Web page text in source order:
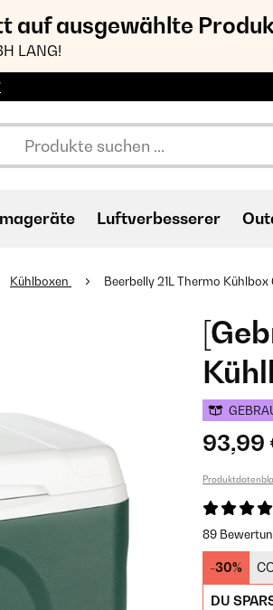
auf ausgewählte
LANG!
Luftverbesserer
Kühlboxen Beerbelly 21L Thermo Kühlbox
93,99
89
-30%
DU